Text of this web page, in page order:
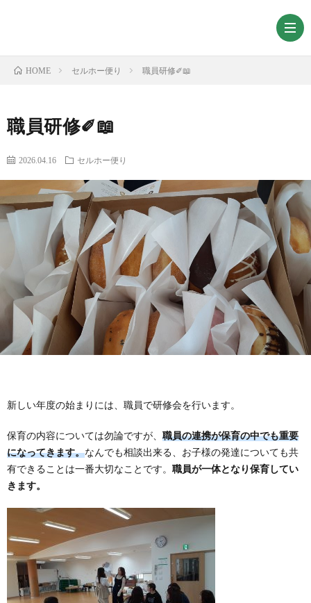
HOME セルホー便り 職員研修✐📖
職員研修✐📖
2026.04.16 セルホー便り
新しい年度の始まりには、職員で研修会を行います。
保育の内容については勿論ですが、 職員の連携が保育の中でも重要
になってきます。なんでも相談出来る、お子様の発達についても共
有できることは一番大切なことです。 職員が一体となり保育してい
きます。